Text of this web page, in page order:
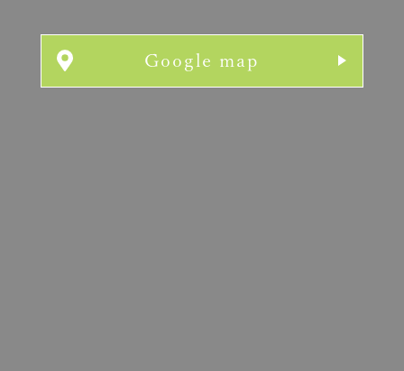
Google map